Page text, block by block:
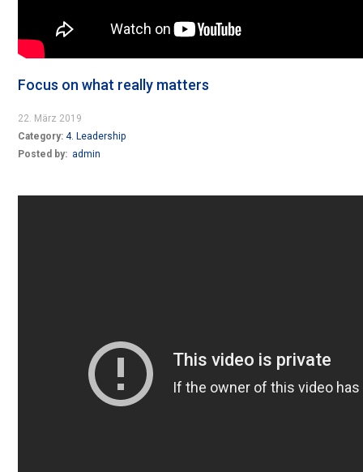
Focus on what really matters
22. März 2019
Category:4. Leadership
Posted by: admin